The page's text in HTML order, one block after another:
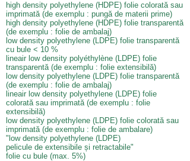
high density polyethylene (HDPE) folie colorată sau
imprimată (de exemplu : pungă de materii prime)
high density polyethylene (HDPE) folie transparentă
(de exemplu : folie de ambalaj)
low density polyethylene (LDPE) folie transparentă
cu bule < 10 %
lineair low density polyéthylène (LDPE) folie
transparentă (de exemplu : folie extensibilă)
low density polyethylene (LDPE) folie transparentă
(de exemplu : folie de ambalaj)
lineair low density polyethylene (LDPE) folie
colorată sau imprimată (de exemplu : folie
extensibilă)
low density polyethylene (LDPE) folie colorată sau
imprimată (de exemplu : folie de ambalare)
"low density polyethylene (LDPE)
pelicule de extensibile și retractabile"
folie cu bule (max. 5%)